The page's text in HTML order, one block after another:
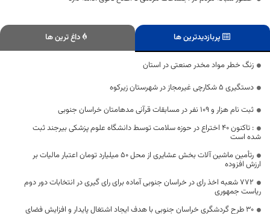
پربازدیدترین ها داغ ترین ها
زنگ خطر مواد مخدر صنعتی در استان
دستگیری 5 شکارچی غیرمجاز در شهرستان زیرکوه
ثبت نام هزار و ۱۰۹ نفر در مسابقات قرآنی مدهامتان خراسان جنوبی
: تاکنون ۴۰ اختراع در حوزه سلامت توسط دانشگاه علوم پزشکی بیرجند ثبت
شده است
رتأمین ماشین آلات بخش عشایری از محل 50 میلیارد تومان اعتبار مالیات بر
ارزش افزوده
۷۷۲ شعبه اخذ رای در خراسان جنوبی آماده برای رای گیری در انتخابات دور دوم
ریاست جمهوری
۳۰ طرح گردشگری خراسان جنوبی با هدف ایجاد اشتغال پایدار و افزایش فضای